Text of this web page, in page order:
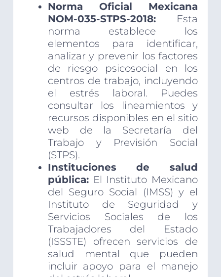
Norma Oficial Mexicana
NOM-035-STPS-2018:Esta
norma establece los
elementos para identificar,
analizar y prevenir los factores
de riesgo psicosocial en los
centros de trabajo, incluyendo
el estrés laboral. Puedes
consultar los lineamientos y
recursos disponibles en el sitio
web de la Secretaría del
Trabajo y Previsión Social
(STPS).
Instituciones de salud
pública:El Instituto Mexicano
del Seguro Social (IMSS) y el
Instituto de Seguridad y
Servicios Sociales de los
Trabajadores del Estado
(ISSSTE) ofrecen servicios de
salud mental que pueden
incluir apoyo para el manejo